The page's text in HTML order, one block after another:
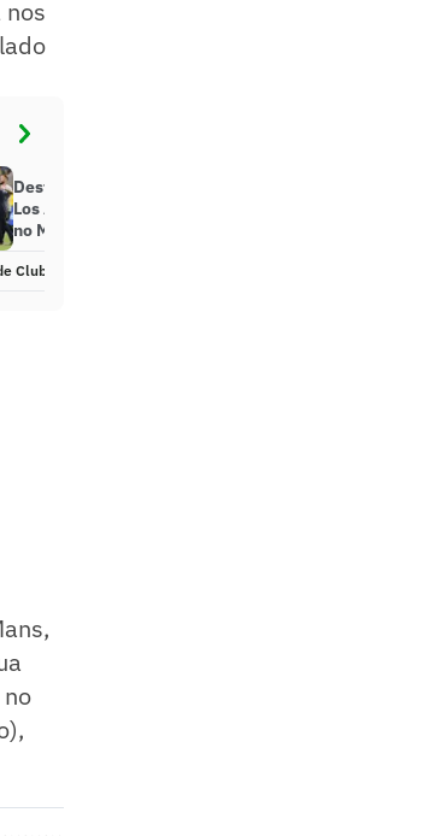
Destaques, história e mais sobre o
Los Angeles FC, rival do Flamengo
no Mundial
Clubes